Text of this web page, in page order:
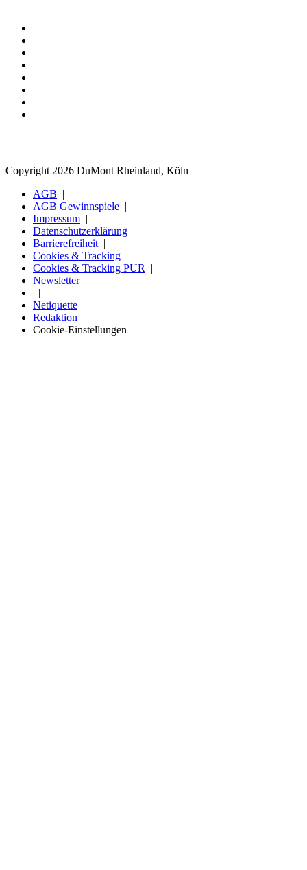
Copyright 2026 DuMont Rheinland, Köln
AGB
AGB Gewinnspiele
Impressum
Datenschutzerklärung
Barrierefreiheit
Cookies & Tracking
Cookies & Tracking PUR
Newsletter
Netiquette
Redaktion
Cookie-Einstellungen